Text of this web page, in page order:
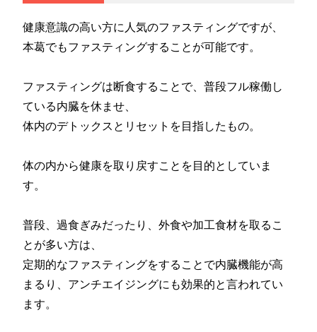
健康意識の高い方に人気のファスティングですが、
本葛でもファスティングすることが可能です。
ファスティングは断食することで、普段フル稼働し
ている内臓を休ませ、
体内のデトックスとリセットを目指したもの。
体の内から健康を取り戻すことを目的としていま
す。
普段、過食ぎみだったり、外食や加工食材を取るこ
とが多い方は、
定期的なファスティングをすることで内臓機能が高
まるり、アンチエイジングにも効果的と言われてい
ます。